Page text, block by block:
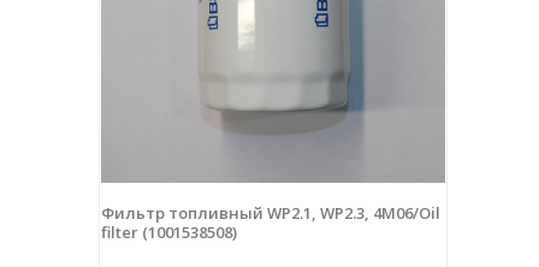
Фильтр топливный WP2.1, WP2.3, 4M06/Oil
filter (1001538508)